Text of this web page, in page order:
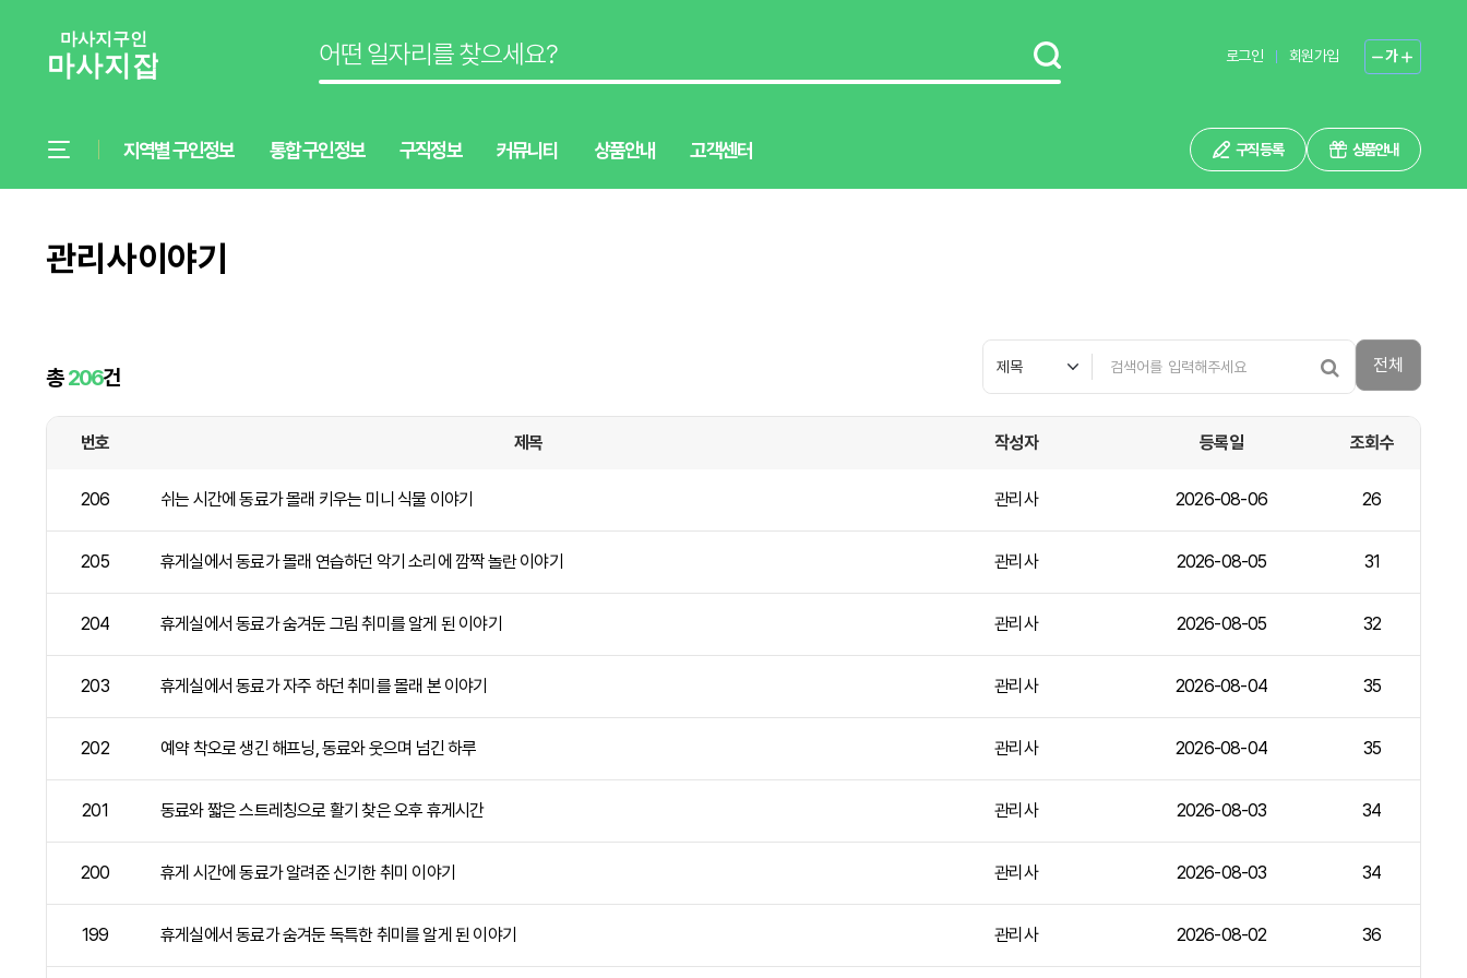
로그인 회원가입 가
지역별 구인정보 통합 구인정보 구직정보 커뮤니티 상품안내 고객센터 구직 등록 상품안내
관리사이야기
총 206건 전체
번호 제목 작성자 등록일 조회수
206 쉬는 시간에 동료가 몰래 키우는 미니 식물 이야기 관리사 2026-08-06 26
205 휴게실에서 동료가 몰래 연습하던 악기 소리에 깜짝 놀란 이야기 관리사 2026-08-05 31
204 휴게실에서 동료가 숨겨둔 그림 취미를 알게 된 이야기 관리사 2026-08-05 32
203 휴게실에서 동료가 자주 하던 취미를 몰래 본 이야기 관리사 2026-08-04 35
202 예약 착오로 생긴 해프닝, 동료와 웃으며 넘긴 하루 관리사 2026-08-04 35
201 동료와 짧은 스트레칭으로 활기 찾은 오후 휴게시간 관리사 2026-08-03 34
200 휴게 시간에 동료가 알려준 신기한 취미 이야기 관리사 2026-08-03 34
199 휴게실에서 동료가 숨겨둔 독특한 취미를 알게 된 이야기 관리사 2026-08-02 36